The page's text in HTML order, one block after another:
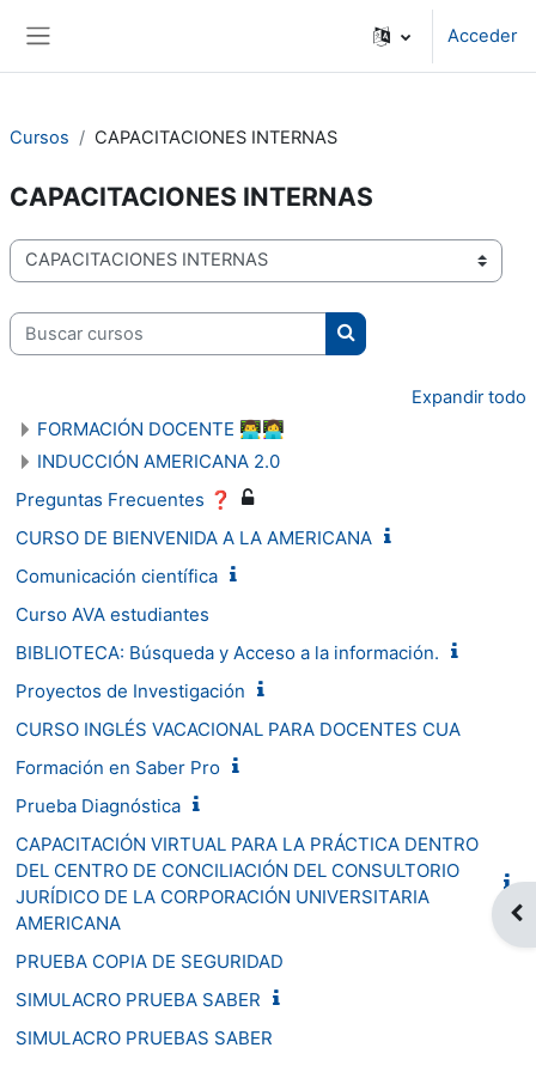
Acceder
Cursos CAPACITACIONES INTERNAS
CAPACITACIONES INTERNAS
Categorías
Buscar cursos
Buscar cursos
Expandir todo
FORMACIÓN DOCENTE 👨‍💻👩‍💻
INDUCCIÓN AMERICANA 2.0
Preguntas Frecuentes ❓
CURSO DE BIENVENIDA A LA AMERICANA
Comunicación científica
Curso AVA estudiantes
BIBLIOTECA: Búsqueda y Acceso a la información.
Proyectos de Investigación
CURSO INGLÉS VACACIONAL PARA DOCENTES CUA
Formación en Saber Pro
Prueba Diagnóstica
CAPACITACIÓN VIRTUAL PARA LA PRÁCTICA DENTRO
DEL CENTRO DE CONCILIACIÓN DEL CONSULTORIO
JURÍDICO DE LA CORPORACIÓN UNIVERSITARIA
AMERICANA
PRUEBA COPIA DE SEGURIDAD
SIMULACRO PRUEBA SABER
SIMULACRO PRUEBAS SABER